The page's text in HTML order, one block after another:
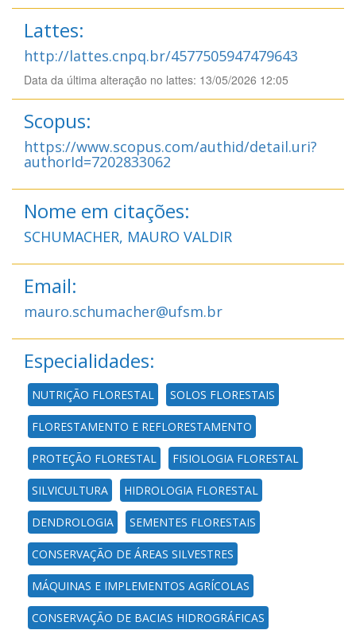
Lattes:
http://lattes.cnpq.br/4577505947479643
Data da última alteração no lattes: 13/05/2026 12:05
Scopus:
https://www.scopus.com/authid/detail.uri?
authorId=7202833062
Nome em citações:
SCHUMACHER, MAURO VALDIR
Email:
mauro.schumacher@ufsm.br
Especialidades:
NUTRIÇÃO FLORESTAL SOLOS FLORESTAIS
FLORESTAMENTO E REFLORESTAMENTO
PROTEÇÃO FLORESTAL FISIOLOGIA FLORESTAL
SILVICULTURA HIDROLOGIA FLORESTAL
DENDROLOGIA SEMENTES FLORESTAIS
CONSERVAÇÃO DE ÁREAS SILVESTRES
MÁQUINAS E IMPLEMENTOS AGRÍCOLAS
CONSERVAÇÃO DE BACIAS HIDROGRÁFICAS